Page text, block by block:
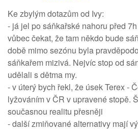
Ke zbylým dotazům od Ivy:
- já jel po sáňkařské nahoru před
vůbec čekat, že tam někdo bude
době mimo sezónu byla
sáňkařem mizivá. Nejvíc stop od
udělali s dětma my.
- v úterý bych řekl, že úsek Terex -
lyžováním v ČR v upravené stopě.
současnou realitu přesněji
- další zmiňované alternativy mají